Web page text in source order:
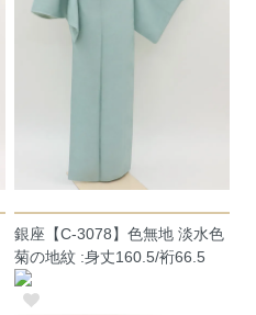
銀座【C-3078】色無地 淡水色
菊の地紋 :身丈160.5/裄66.5